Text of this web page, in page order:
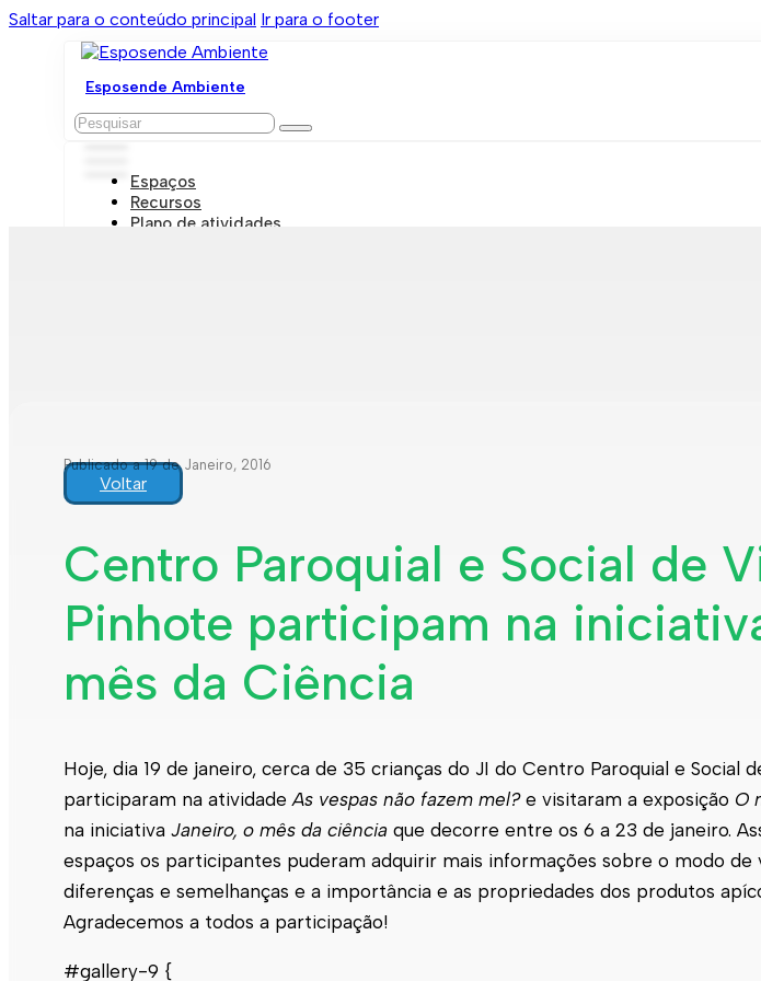
Saltar para o conteúdo principal Ir para o footer
Esposende Ambiente
Pesquisar
Espaços
Recursos
Plano de atividades
Publicado a 19 de Janeiro, 2016
Voltar
Centro Paroquial e Social de
Pinhote participam na
mês da Ciência
Hoje, dia 19 de janeiro, cerca de 35 crianças do JI do Centro Paroquial e Social
participaram na atividade As vespas não fazem mel?e visitaram a exposição O
na iniciativa Janeiro, o mês da ciência que decorre entre os 6 a 23 de janeiro.
espaços os participantes puderam adquirir mais informações sobre o modo de
diferenças e semelhanças e a importância e as propriedades dos produtos
Agradecemos a todos a participação!
#gallery-9 {